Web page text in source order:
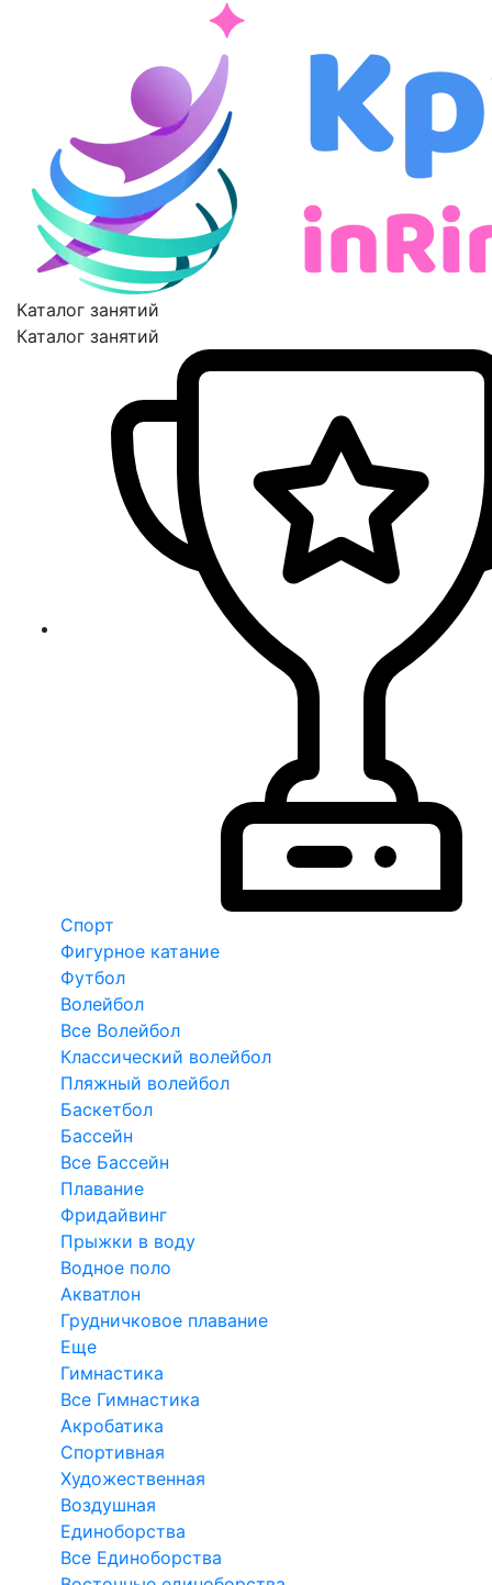
Каталог занятий
Каталог занятий
Спорт
Фигурное катание
Футбол
Волейбол
Все Волейбол
Классический волейбол
Пляжный волейбол
Баскетбол
Бассейн
Все Бассейн
Плавание
Фридайвинг
Прыжки в воду
Водное поло
Акватлон
Грудничковое плавание
Еще
Гимнастика
Все Гимнастика
Акробатика
Спортивная
Художественная
Воздушная
Единоборства
Все Единоборства